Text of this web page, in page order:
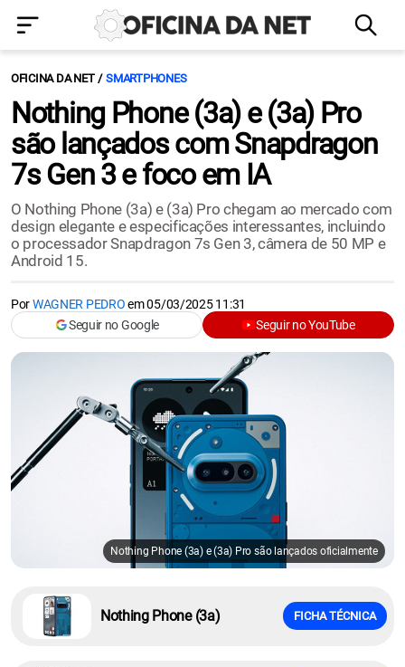
OFICINA DA NET SMARTPHONES
Nothing Phone (3a) e (3a) Pro
são lançados com Snapdragon
7s Gen 3 e foco em IA
O Nothing Phone (3a) e (3a) Pro chegam ao mercado com
design elegante e especificações interessantes, incluindo
o processador Snapdragon 7s Gen 3, câmera de 50 MP e
Android 15.
PorWAGNER PEDROem05/03/2025 11:31
Seguir no Google
Seguir no YouTube
Nothing Phone (3a) e (3a) Pro são lançados oficialmente
Nothing Phone (3a) FICHA TÉCNICA